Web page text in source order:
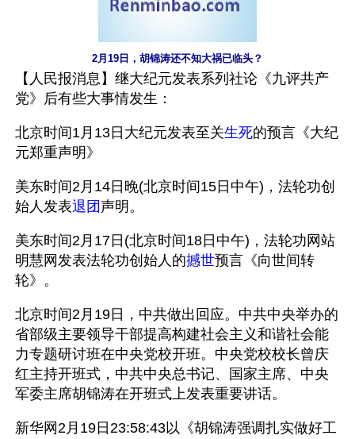
2月19日，胡锦涛还不知大祸已临头？
【人民报消息】继大纪元发表系列社论《九评共产
党》后有些大事情发生：
北京时间1月13日大纪元发表至关生死的预言《大纪
元郑重声明》
美东时间2月14日晚(北京时间15日中午)，法轮功创
始人发表退团 声明。
美东时间2月17日(北京时间18日中午)，法轮功网站
明慧网发表法轮功创始人的撼世预言《向世间转
轮》。
北京时间2月19日，中共做出回应。中共中央举办的
省部级主要领导干部提高构建社会主义和谐社会能
力专题研讨班在中央党校开班。中央党校校长曾庆
红主持开班式，中共中央总书记、国家主席、中央
军委主席胡锦涛在开班式上发表重要讲话。
新华网2月19日23:58:43以《胡锦涛强调扎实做好工